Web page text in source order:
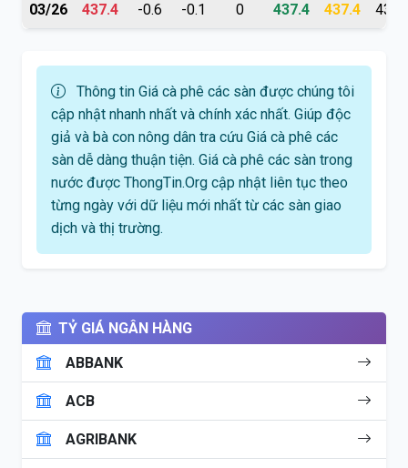
03/26 437.4 -0.6 -0.1 0 437.4 437.4
Thông tin Giá cà phê các sàn được chúng tôi
cập nhật nhanh nhất và chính xác nhất. Giúp độc
giả và bà con nông dân tra cứu Giá cà phê các
sàn dễ dàng thuận tiện. Giá cà phê các sàn trong
nước được ThongTin.Org cập nhật liên tục theo
từng ngày với dữ liệu mới nhất từ các sàn giao
dịch và thị trường.
TỶ GIÁ NGÂN HÀNG
ABBANK
ACB
AGRIBANK